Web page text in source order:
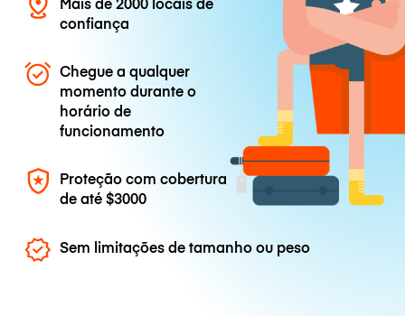
confiança
Chegue a qualquer
momento durante o
horário de
funcionamento
Proteção com cobertura
de até$3000
Sem limitações de tamanho ou peso